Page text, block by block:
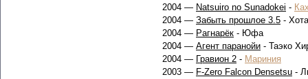
2004 — Natsuiro no Sunadokei -
2004 — Забыть прошлое 3.5 -
2004 — Рагнарёк - Юфа
2004 — Агент паранойи - Таэко
2004 — Гравион 2 - Мариния
2003 — F-Zero Falcon Densetsu -